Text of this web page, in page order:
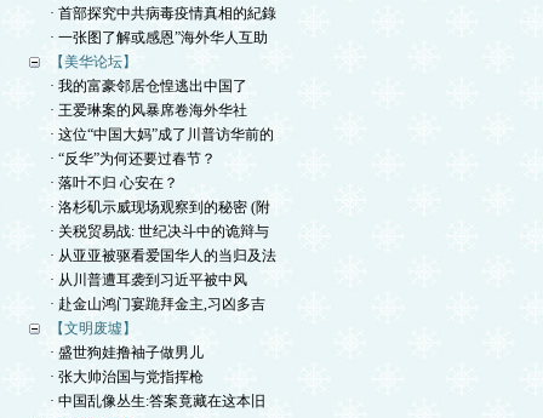
· 首部探究中共病毒疫情真相的紀錄
· 一张图了解或感恩”海外华人互助
【美华论坛】
· 我的富豪邻居仓惶逃出中国了
· 王爱琳案的风暴席卷海外华社
· 这位“中国大妈”成了川普访华前的
· “反华”为何还要过春节？
· 落叶不归 心安在？
· 洛杉矶示威现场观察到的秘密 (附
· 关税贸易战: 世纪决斗中的诡辩与
· 从亚亚被驱看爱国华人的当归及法
· 从川普遭耳袭到习近平被中风
· 赴金山鸿门宴跪拜金主,习凶多吉
【文明废墟】
· 盛世狗娃撸袖子做男儿
· 张大帅治国与党指挥枪
· 中国乱像丛生:答案竟藏在这本旧